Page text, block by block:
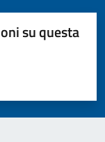
su questa